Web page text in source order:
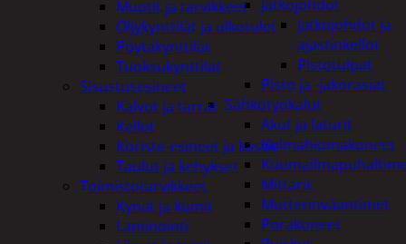
Jatkojohdot
Jatkojohdot ja
ajastinkellot
Pistotulpat
Pisto ja -jakorasiat
Sähkötyökalut
Akut ja laturit
Kulmahiomakoneet
Mittarit
Mutterinvääntimet
Porakoneet
Muotit ja tarvikkeet
Öljykynttilät ja ulkotulet
Pöytäkynttilät
Tuoksukynttilät
Sisustusesineet
Kalvot ja tarrat
Kellot
Koriste-esineet ja kasvit
Taulut ja kehykset
Toimistotarvikkeet
Kynät ja kumit
Laminointi